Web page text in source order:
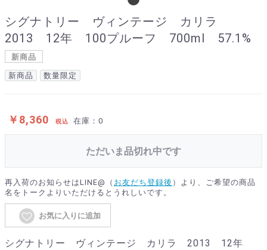
シグナトリー ヴィンテージ カリラ
2013 12年 100プルーフ 700ml 57.1%
新商品
新商品 数量限定
￥8,360 税込 在庫：0
ただいま品切れ中です
再入荷のお知らせはLINE@（ お友だち登録後 ）より、ご希望の商品
名をトークよりいただけるとうれしいです。
お気に入りに追加
シグナトリー ヴィンテージ カリラ 2013 12年